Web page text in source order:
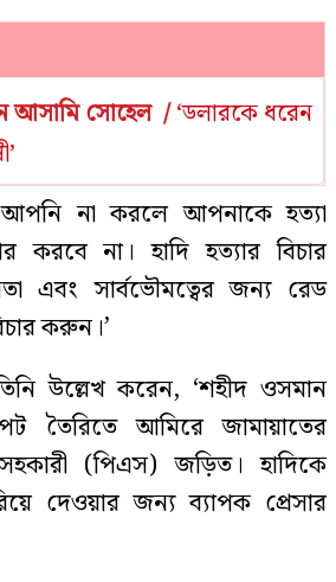
আসামি সোহেল /‘ডলারকে ধরেন
আপনি না করলে আপনাকে হত্যা
করবে না। হাদি হত্যার বিচার
এবং সার্বভৌমত্বের জন্য রেড
করুন।’
উল্লেখ করেন, ‘শহীদ ওসমান
তৈরিতে আমিরে জামায়াতের
(পিএস) জড়িত। হাদিকে
দেওয়ার জন্য ব্যাপক প্রেসার